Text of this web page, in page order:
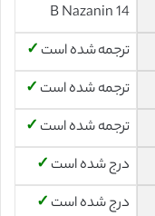
14 B Nazanin
ترجمه شده است ✓
ترجمه شده است ✓
ترجمه شده است ✓
درج شده است ✓
درج شده است ✓